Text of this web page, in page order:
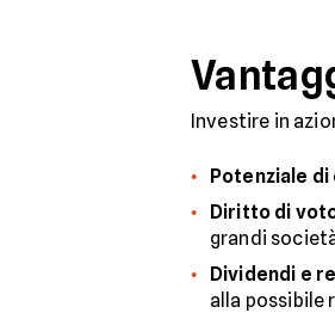
Investire in
Potenziale
Diritto di
grandi
Dividendi e
alla possibile